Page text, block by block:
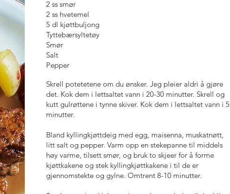
2 ss smør
2 ss hvetemel
5 dl kjøttbuljong
Tyttebærsyltetøy
Smør
Salt
Pepper
Skrell potetetene om du ønsker. Jeg pleier aldri å gjøre
det. Kok dem i lettsaltet vann i 20-30 minutter. Skrell og
kutt gulrøttene i tynne skiver. Kok dem i lettsaltet vann i 5
minutter.
Bland kyllingkjøttdeig med egg, maisenna, muskatnøtt,
litt salt og pepper. Varm opp en stekepanne til middels
høy varme, tilsett smør, og bruk to skjeer for å forme
kjøttkakene og stek kyllingkjøttkakene i til de er
gjennomstekte og gylne. Omtrent 8-10 minutter.